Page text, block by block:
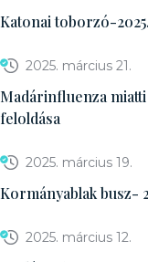
Katonai toborzó-
2025. március 21.
Madárinfluenza
feloldása
2025. március 19.
Kormányablak busz-
2025. március 12.